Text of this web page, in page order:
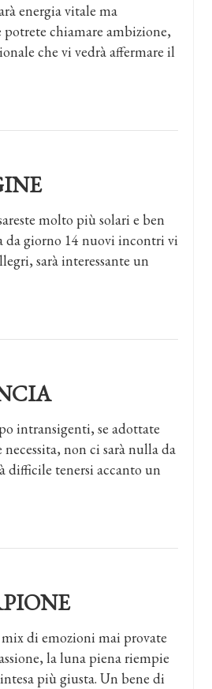
energia vitale ma
chiamare ambizione,
che vi vedrà affermare il
molto più solari e ben
da giorno 14 nuovi incontri vi
sarà interessante un
intransigenti, se adottate
non ci sarà nulla da
difficile tenersi accanto un
mix di emozioni mai provate
la luna piena riempie
più giusta. Un bene di